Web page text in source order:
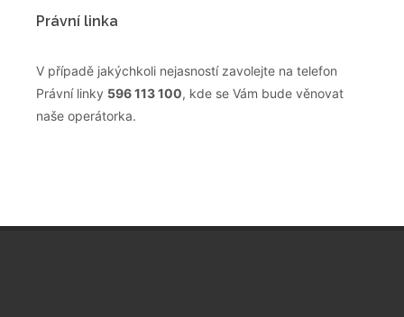
Právní linka
V případě jakýchkoli nejasností zavolejte na telefon
Právní linky 596 113 100, kde se Vám bude věnovat
naše operátorka.